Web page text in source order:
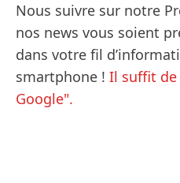
Nous suivre sur notre
nos news vous soient
dans votre fil
smartphone ! Il suffit de
Google".